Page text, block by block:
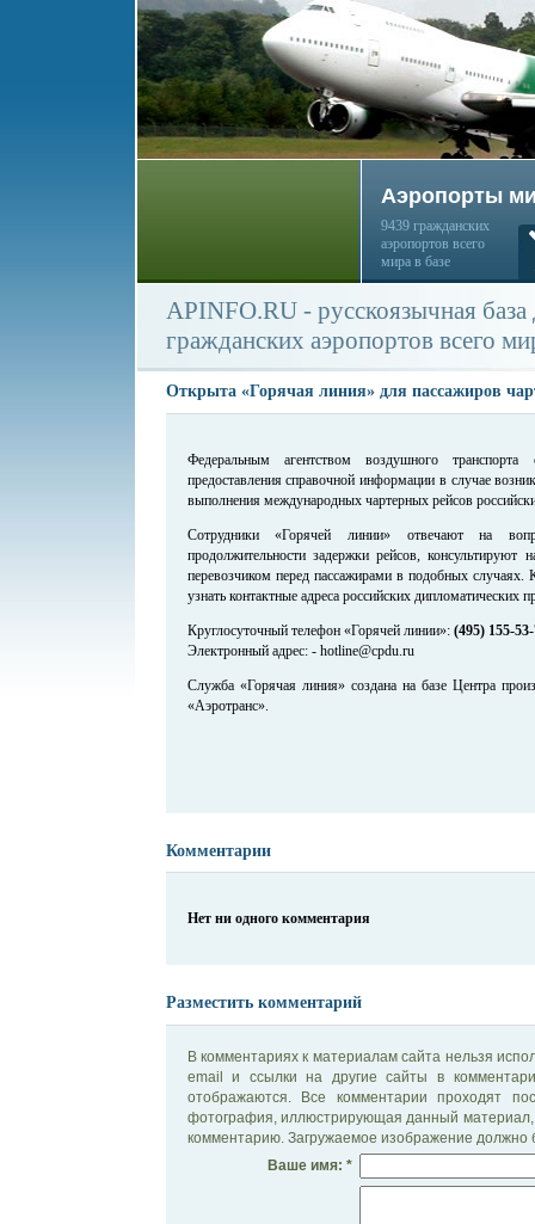
Аэропорты
9439 гражданских
аэропортов всего
мира в базе
APINFO.RU - русскоязычная
гражданских аэропортов всего
Открыта «Горячая линия» для пассажиров
Федеральным агентством воздушного
предоставления справочной информации в случае
выполнения международных чартерных рейсов
Сотрудники «Горячей линии» отвечают на
продолжительности задержки рейсов, консультируют
перевозчиком перед пассажирами в подобных
узнать контактные адреса российских дипломатических
Круглосуточный телефон «Горячей линии»: (495) 155-
Электронный адрес: - hotline@cpdu.ru
Служба «Горячая линия» создана на базе Центра
«Аэротранс».
Комментарии
Нет ни одного комментария
Разместить комментарий
В комментариях к материалам сайта нельзя
email и ссылки на другие сайты в
отображаются. Все комментарии проходят
фотография, иллюстрирующая данный материал,
комментарию. Загружаемое изображение должно
Ваше имя: *